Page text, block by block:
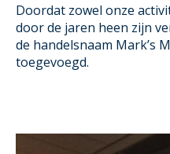
Doordat zowel onze
door de jaren heen zijn
de handelsnaam Mark’s
toegevoegd.